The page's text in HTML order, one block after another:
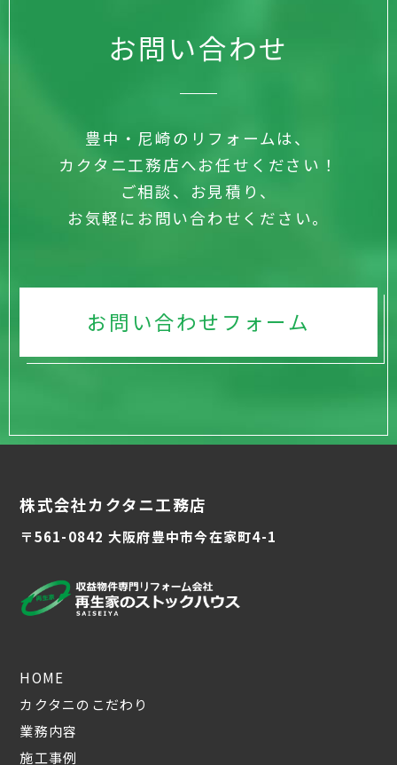
お問い合わせ
豊中・尼崎のリフォームは、
カクタニ工務店へお任せください！
ご相談、お見積り、
お気軽にお問い合わせください。
お問い合わせフォーム
株式会社カクタニ工務店
〒561-0842 大阪府豊中市今在家町4-1
HOME
カクタニのこだわり
業務内容
施工事例